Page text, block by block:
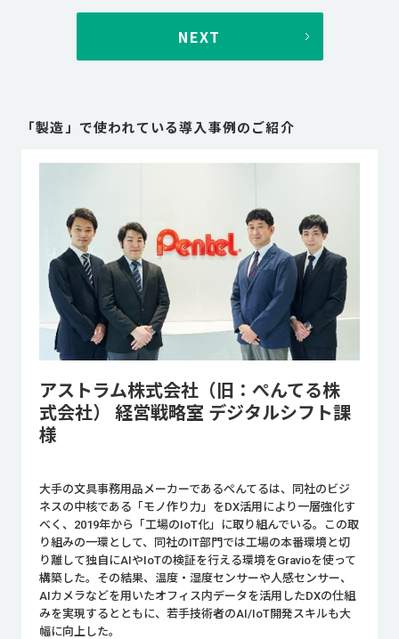
NEXT
「製造」で使われている導入事例のご紹介
アストラム株式会社（旧：ぺんてる株
式会社） 経営戦略室 デジタルシフト課
様
大手の文具事務用品メーカーであるぺんてるは、同社のビジ
ネスの中核である「モノ作り力」をDX活用により一層強化す
べく、2019年から「工場のIoT化」に取り組んでいる。この取
り組みの一環として、同社のIT部門では工場の本番環境と切
り離して独自にAIやIoTの検証を行える環境をGravioを使って
構築した。その結果、温度・湿度センサーや人感センサー、
AIカメラなどを用いたオフィス内データを活用したDXの仕組
みを実現するとともに、若手技術者のAI/IoT開発スキルも大
幅に向上した。